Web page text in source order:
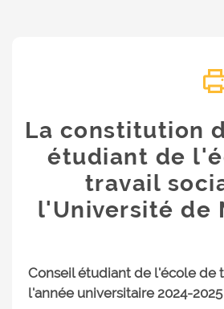
La constitution
étudiant de
travail
l'Université de
Conseil étudiant de l'école de
l'année universitaire 2024-2025